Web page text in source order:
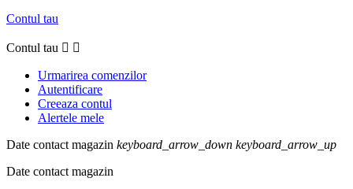
Contul tau
Contul tau  
Urmarirea comenzilor
Autentificare
Creeaza contul
Alertele mele
Date contact magazin keyboard_arrow_down keyboard_arrow_up
Date contact magazin